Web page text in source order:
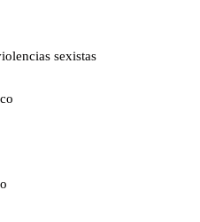
sexistas